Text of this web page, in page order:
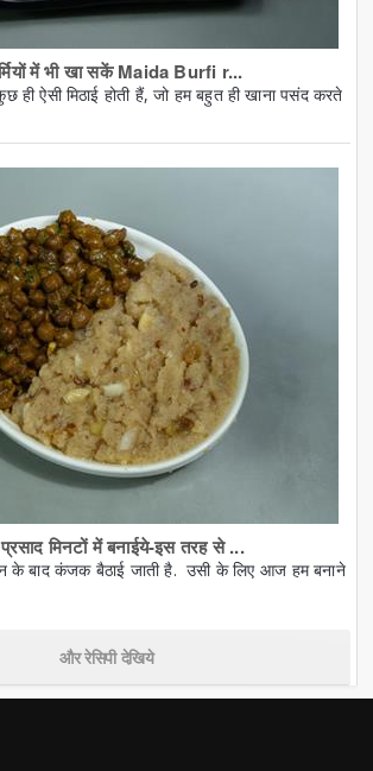
में भी खा सकें Maida Burfi r...
ही ऐसी मिठाई होती हैं, जो हम बहुत ही खाना पसंद करते
मिनटों में बनाईये-इस तरह से ...
के बाद कंजक बैठाई जाती है. उसी के लिए आज हम बनाने
और रेसिपी देखिये